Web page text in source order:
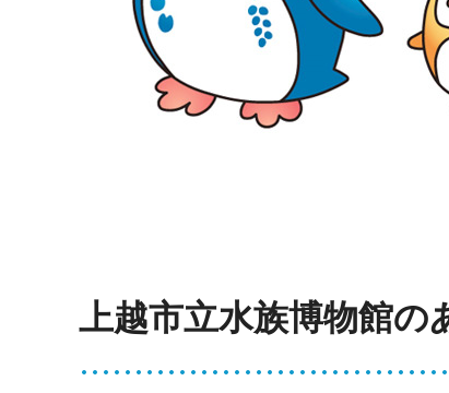
上越市立水族博物館の